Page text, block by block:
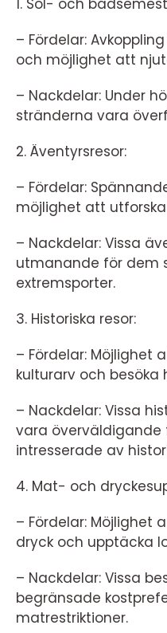
– Fördelar:
och möjlighet att
– Nackdelar: Under
stränderna vara
2. Äventyrsresor:
– Fördelar:
möjlighet att
– Nackdelar: Vissa
utmanande för dem
extremsporter.
3. Historiska resor:
– Fördelar: Möjlighet
kulturarv och besöka
– Nackdelar: Vissa
vara
intresserade av
4. Mat- och
– Fördelar: Möjlighet
dryck och upptäcka
– Nackdelar: Vissa
begränsade
matrestriktioner.